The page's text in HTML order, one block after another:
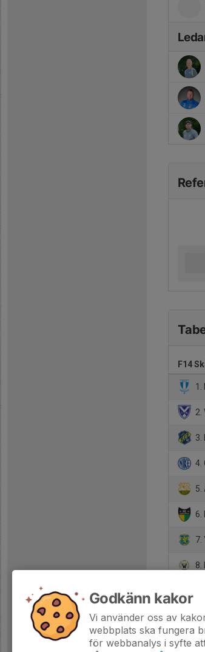
F14
1.
2.
3.
4.
5.
6.
7.
8.
Godkänn kakor
Vi använder oss av
webbplats ska fungera
för webbanalys i syfte